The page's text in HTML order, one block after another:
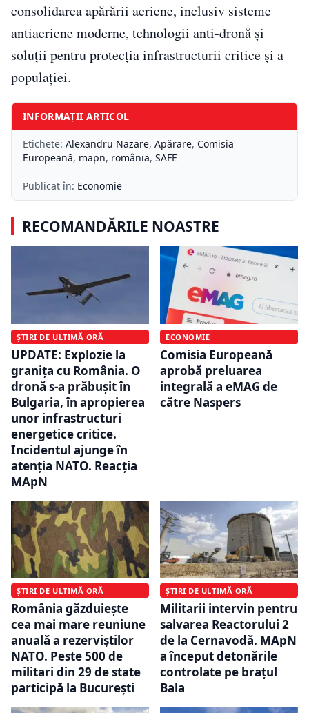
consolidarea apărării aeriene, inclusiv sisteme
antiaeriene moderne, tehnologii anti-dronă și
soluții pentru protecția infrastructurii critice și a
populației.
INFORMAȚII ARTICOL
Etichete: Alexandru Nazare, Apărare, Comisia
Europeană, mapn, românia, SAFE
Publicat în: Economie
RECOMANDĂRILE NOASTRE
ȘTIRI DE ULTIMĂ ORĂ
UPDATE: Explozie la
granița cu România. O
dronă s-a prăbușit în
Bulgaria, în apropierea
unor infrastructuri
energetice critice.
Incidentul ajunge în
atenția NATO. Reacția
MApN
ECONOMIE
Comisia Europeană
aprobă preluarea
integrală a eMAG de
către Naspers
ȘTIRI DE ULTIMĂ ORĂ
România găzduiește
cea mai mare reuniune
anuală a rezerviștilor
NATO. Peste 500 de
militari din 29 de state
participă la București
ȘTIRI DE ULTIMĂ ORĂ
Militarii intervin pentru
salvarea Reactorului 2
de la Cernavodă. MApN
a început detonările
controlate pe brațul
Bala